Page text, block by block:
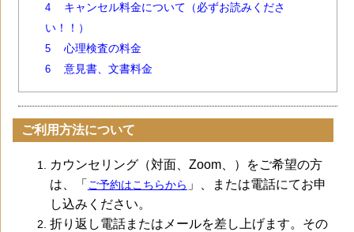
4
キャンセル料金について（必ずお読みくださ
い！！）
5 心理検査の料金
6 意見書、文書料金
ご利用方法について
カウンセリング（対面、Zoom、）をご希望の方
は、「 ご予約はこちらから 」、または電話にてお申
し込みください。
折り返し電話またはメールを差し上げます。その